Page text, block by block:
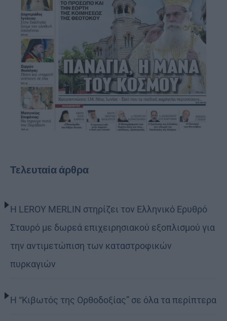
Τελευταία άρθρα
Η LEROY MERLIN στηρίζει τον Ελληνικό Ερυθρό
Σταυρό με δωρεά επιχειρησιακού εξοπλισμού για
την αντιμετώπιση των καταστροφικών
πυρκαγιών
Η “Κιβωτός της Ορθοδοξίας” σε όλα τα περίπτερα